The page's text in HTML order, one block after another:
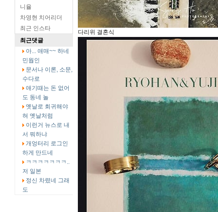
니율
차영현 치어리더
최근 인스타
최근댓글
아... 애매~~ 하네
민웝인
문서나 이론, 소문,
수다로
애기때는 돈 없어
도 동네 놀
옛날로 회귀해야
혀 옛날처럼
이런거 뉴스로 내
서 뭐하냐
개엉터리 로그인
하게 만드네
ㅋㅋㅋㅋㅋㅋㅋ..
저 일본
정신 차렸네 그래
도
다리위 결혼식